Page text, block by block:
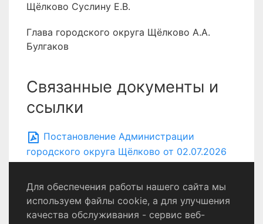
Щёлково Суслину Е.В.
Глава городского округа Щёлково А.А.
Булгаков
Связанные документы и
ссылки
Постановление Администрации
городского округа Щёлково от 02.07.2026
№ 2187
Политика конфиденциальности
Для обеспечения работы нашего сайта мы
используем файлы cookie, а для улучшения
качества обслуживания - сервис веб-